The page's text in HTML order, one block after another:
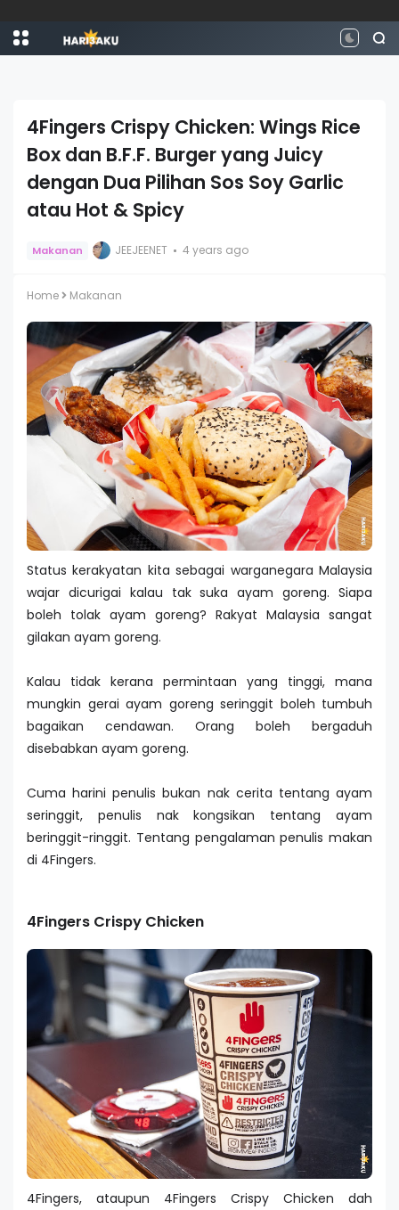
4Fingers Crispy Chicken: Wings Rice
Box dan B.F.F. Burger yang Juicy
dengan Dua Pilihan Sos Soy Garlic
atau Hot & Spicy
Makanan JEEJEENET 4 years ago
Home Makanan
Status kerakyatan kita sebagai warganegara Malaysia
wajar dicurigai kalau tak suka ayam goreng. Siapa
boleh tolak ayam goreng? Rakyat Malaysia sangat
gilakan ayam goreng.
Kalau tidak kerana permintaan yang tinggi, mana
mungkin gerai ayam goreng seringgit boleh tumbuh
bagaikan cendawan. Orang boleh bergaduh
disebabkan ayam goreng.
Cuma harini penulis bukan nak cerita tentang ayam
seringgit, penulis nak kongsikan tentang ayam
beringgit-ringgit. Tentang pengalaman penulis makan
di 4Fingers.
4Fingers Crispy Chicken
4Fingers, ataupun 4Fingers Crispy Chicken dah